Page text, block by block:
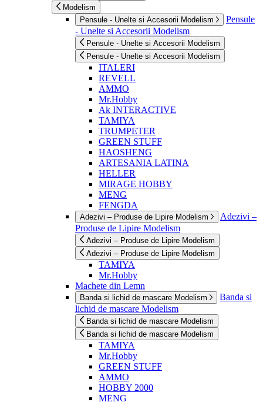
Modelism
Pensule - Unelte si Accesorii Modelism
Pensule
- Unelte si Accesorii Modelism
Pensule - Unelte si Accesorii Modelism
Pensule - Unelte si Accesorii Modelism
ITALERI
REVELL
AMMO
Mr.Hobby
Ak INTERACTIVE
TAMIYA
TRUMPETER
GREEN STUFF
HAOSHENG
ARTESANIA LATINA
HELLER
MIRAGE HOBBY
MENG
FENGDA
Adezivi – Produse de Lipire Modelism
Adezivi –
Produse de Lipire Modelism
Adezivi – Produse de Lipire Modelism
Adezivi – Produse de Lipire Modelism
TAMIYA
Mr.Hobby
Machete din Lemn
Banda si lichid de mascare Modelism
Banda si
lichid de mascare Modelism
Banda si lichid de mascare Modelism
Banda si lichid de mascare Modelism
TAMIYA
Mr.Hobby
GREEN STUFF
AMMO
HOBBY 2000
MENG